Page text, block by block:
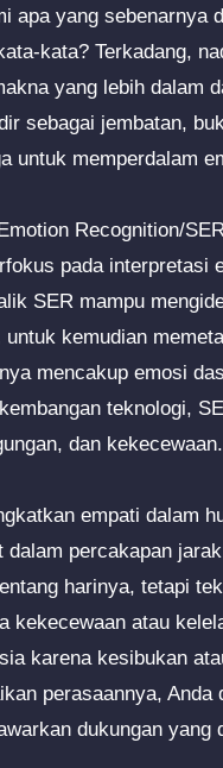
apa yang sebenarnya
kata? Terkadang,
yang lebih dalam
sebagai jembatan,
untuk memperdalam
Recognition/
pada interpretasi
SER mampu
kemudian
mencakup emosi
teknologi,
dan kekecewaan.
empati dalam
percakapan
harinya, tetapi
kekecewaan atau
karena kesibukan
perasaannya, Anda
dukungan yang